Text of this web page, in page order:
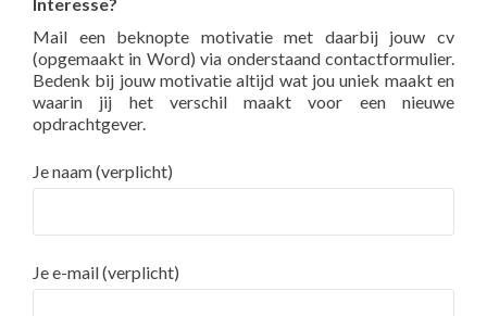
Mail een beknopte motivatie met daarbij jouw cv
(opgemaakt in Word) via onderstaand contactformulier.
Bedenk bij jouw motivatie altijd wat jou uniek maakt en
waarin jij het verschil maakt voor een nieuwe
opdrachtgever.
Je naam (verplicht)
Je e-mail (verplicht)